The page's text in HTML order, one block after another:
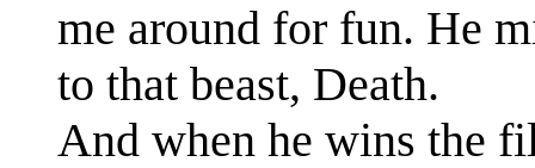
me around for fun. He
to that beast, Death.
And when he wins the